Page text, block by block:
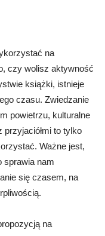
na
czy wolisz aktywność
książki, istnieje
czasu. Zwiedzanie
powietrzu, kulturalne
to tylko
Ważne jest,
sprawia nam
się czasem, na
na